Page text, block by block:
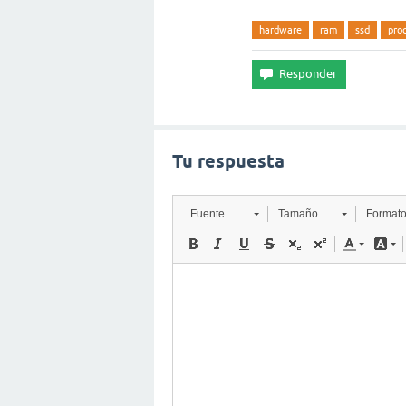
hardware ram ssd
Tu respuesta
Fuente Tamaño Formato